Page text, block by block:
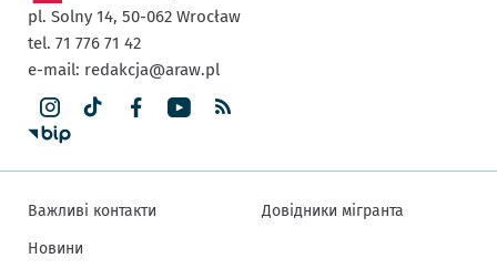
pl. Solny 14, 50-062 Wrocław
tel. 71 776 71 42
e-mail: redakcja@araw.pl
Важливі контакти
Новини
Довідники мігранта